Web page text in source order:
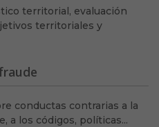
territorial, evaluación
territoriales y
conductas contrarias a la
a los códigos, políticas...